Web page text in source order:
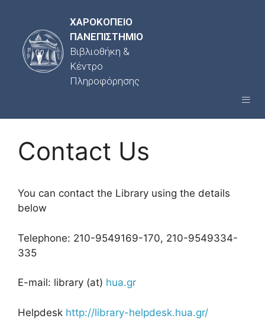
ΧΑΡΟΚΟΠΕΙΟ
ΠΑΝΕΠΙΣΤΗΜΙΟ
Βιβλιοθήκη &
Κέντρο
Πληροφόρησης
Contact Us
You can contact the Library using the details
below
Telephone: 210-9549169-170, 210-9549334-
335
E-mail: library (at) hua.gr
Helpdesk http://library-helpdesk.hua.gr/